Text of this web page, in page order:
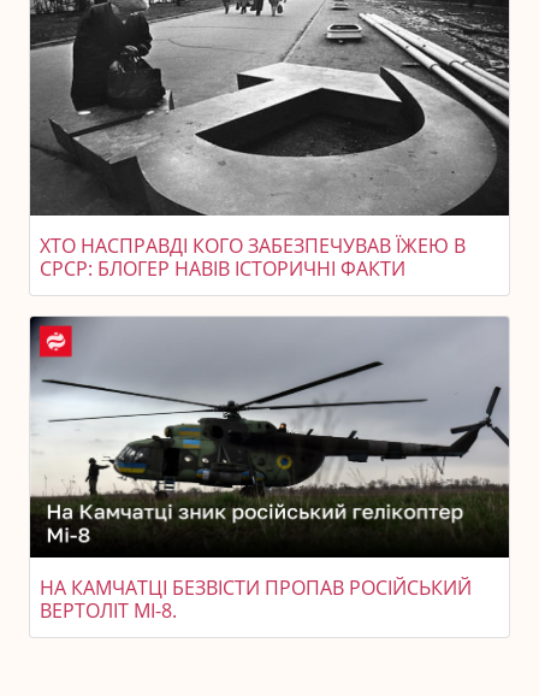
ХТО НАСПРАВДІ КОГО ЗАБЕЗПЕЧУВАВ ЇЖЕЮ В
СРСР: БЛОГЕР НАВІВ ІСТОРИЧНІ ФАКТИ
НА КАМЧАТЦІ БЕЗВІСТИ ПРОПАВ РОСІЙСЬКИЙ
ВЕРТОЛІТ МІ-8.